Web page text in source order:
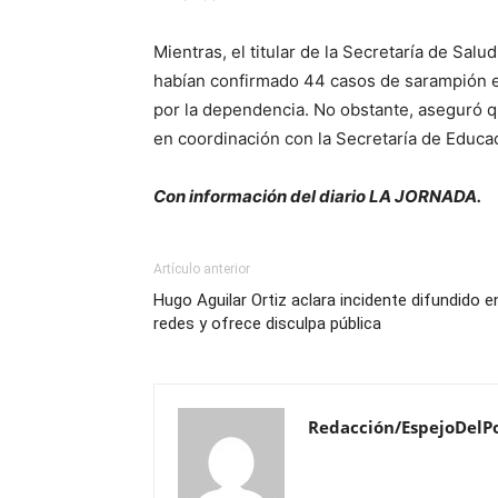
Mientras, el titular de la Secretaría de
habían confirmado 44 casos de sarampión
por la dependencia. No obstante, aseguró
en coordinación con la Secretaría de
Con información del diario LA JORNADA.
Artículo anterior
Hugo Aguilar Ortiz aclara incidente difundido
redes y ofrece disculpa pública
Redacción/